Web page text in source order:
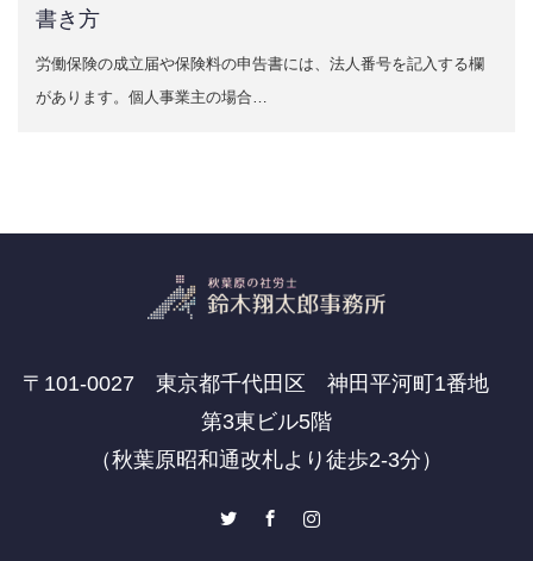
書き方
労働保険の成立届や保険料の申告書には、法人番号を記入する欄
があります。個人事業主の場合…
〒101-0027 東京都千代田区 神田平河町1番地
第3東ビル5階
（秋葉原昭和通改札より徒歩2-3分）
Instagram